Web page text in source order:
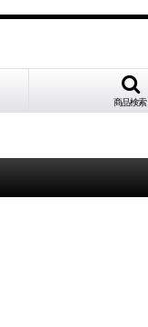
商品検索